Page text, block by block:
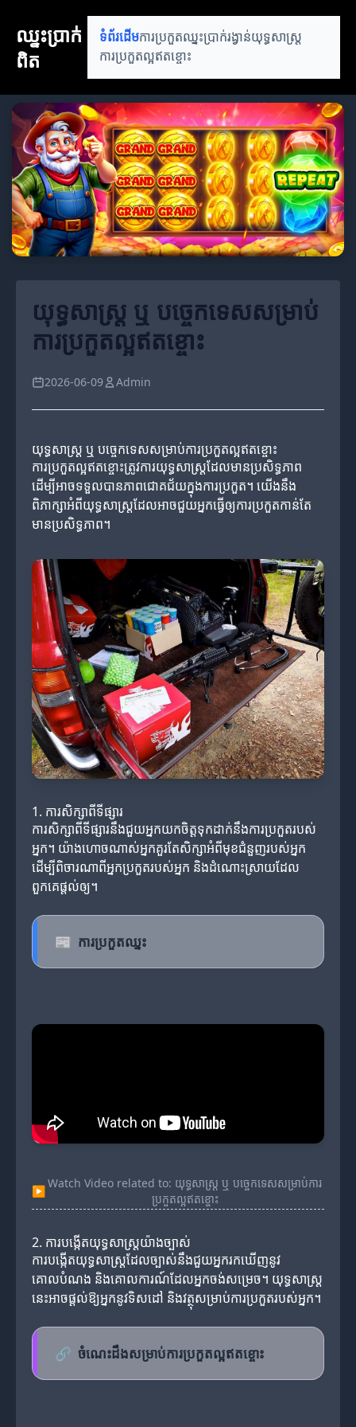
ឈ្នះប្រាក់
ពិត
ទំព័រដើមការប្រកួតឈ្នះប្រាក់រង្វាន់យុទ្ធសាស្ត្រ
ការប្រកួតល្អឥតខ្ចោះ
យុទ្ធសាស្ត្រ ឬ បច្ចេកទេសសម្រាប់
ការប្រកួតល្អឥតខ្ចោះ
2026-06-09 Admin
យុទ្ធសាស្ត្រ ឬ បច្ចេកទេសសម្រាប់ការប្រកួតល្អឥតខ្ចោះ
ការប្រកួតល្អឥតខ្ចោះត្រូវការយុទ្ធសាស្ត្រដែលមានប្រសិទ្ធភាព
ដើម្បីអាចទទួលបានភាពជោគជ័យក្នុងការប្រកួត។ យើងនឹង
ពិភាក្សាអំពីយុទ្ធសាស្ត្រដែលអាចជួយអ្នកធ្វើឲ្យការប្រកួតកាន់តែ
មានប្រសិទ្ធភាព។
1. ការសិក្សាពីទីផ្សារ
ការសិក្សាពីទីផ្សារនឹងជួយអ្នកយកចិត្តទុកដាក់នឹងការប្រកួតរបស់
អ្នក។ យ៉ាងហោចណាស់អ្នកគួរតែសិក្សាអំពីមុខជំនួញរបស់អ្នក
ដើម្បីពិចារណាពីអ្នកប្រកួតរបស់អ្នក និងដំណោះស្រាយដែល
ពួកគេផ្តល់ឲ្យ។
📰 ការប្រកួតឈ្នះ
▶
Watch Video related to: យុទ្ធសាស្ត្រ ឬ បច្ចេកទេសសម្រាប់ការ
ប្រកួតល្អឥតខ្ចោះ
2. ការបង្កើតយុទ្ធសាស្ត្រយ៉ាងច្បាស់
ការបង្កើតយុទ្ធសាស្ត្រដែលច្បាស់នឹងជួយអ្នករកឃើញនូវ
គោលបំណង និងគោលការណ៍ដែលអ្នកចង់សម្រេច។ យុទ្ធសាស្ត្រ
នេះអាចផ្តល់ឱ្យអ្នកនូវទិសដៅ និងវត្ថុសម្រាប់ការប្រកួតរបស់អ្នក។
🔗 ចំណេះដឹងសម្រាប់ការប្រកួតល្អឥតខ្ចោះ